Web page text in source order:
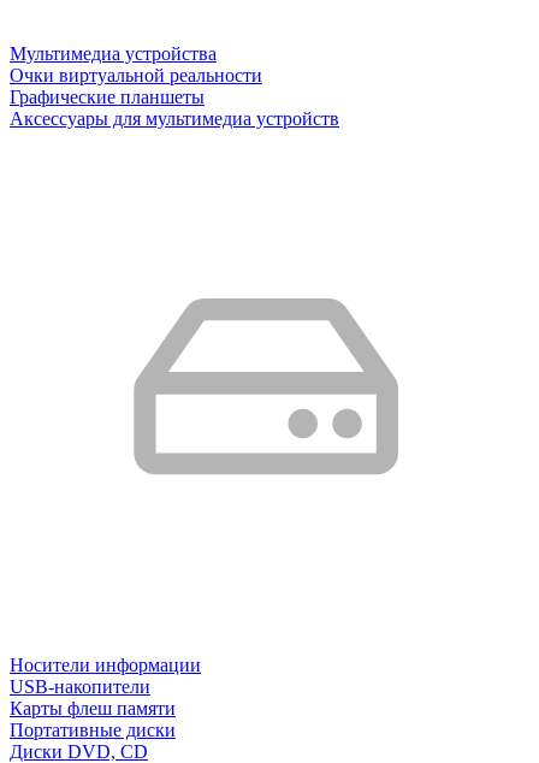
Мультимедиа устройства
Очки виртуальной реальности
Графические планшеты
Аксессуары для мультимедиа устройств
Носители информации
USB-накопители
Карты флеш памяти
Портативные диски
Диски DVD, CD